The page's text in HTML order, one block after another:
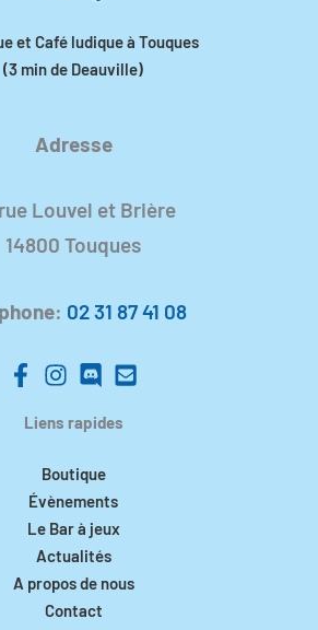
et Café ludique à Touques
(3 min de Deauville)
Adresse
Louvel et Brière
14800 Touques
: 02 31 87 41 08
Liens rapides
Boutique
Évènements
Le Bar à jeux
Actualités
A propos de nous
Contact